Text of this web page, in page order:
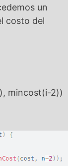
un
costo del
mincost(i-2))